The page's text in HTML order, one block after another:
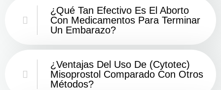
¿Qué Tan Efectivo Es El Aborto
Con Medicamentos Para Terminar
Un Embarazo?
¿Ventajas Del Uso De (Cytotec)
Misoprostol Comparado Con Otros
Métodos?